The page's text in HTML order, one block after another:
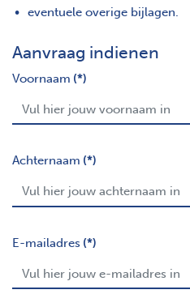
eventuele overige bijlagen.
Aanvraag indienen
Voornaam (*)
Achternaam (*)
E-mailadres (*)